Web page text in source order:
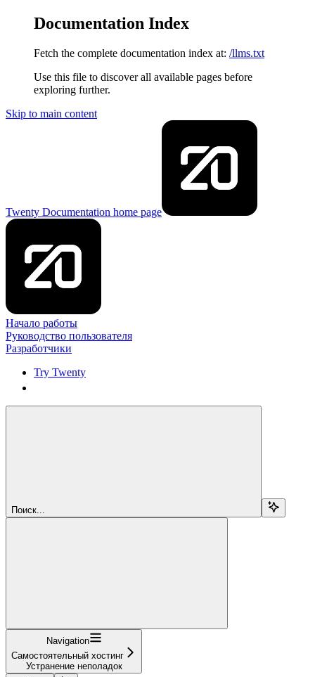
Documentation Index
Fetch the complete documentation index at: /llms.txt
Use this file to discover all available pages before
exploring further.
Skip to main content
Twenty Documentation home page
Начало работы
Руководство пользователя
Разработчики
Try Twenty
Поиск...
Navigation
Самостоятельный хостинг
Устранение неполадок